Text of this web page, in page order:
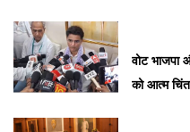
वोट भाजपा
को आत्म